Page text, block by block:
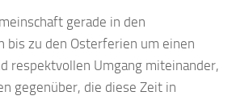
gerade in den
bis zu den Osterferien um einen
respektvollen Umgang miteinander,
gegenüber, die diese Zeit in